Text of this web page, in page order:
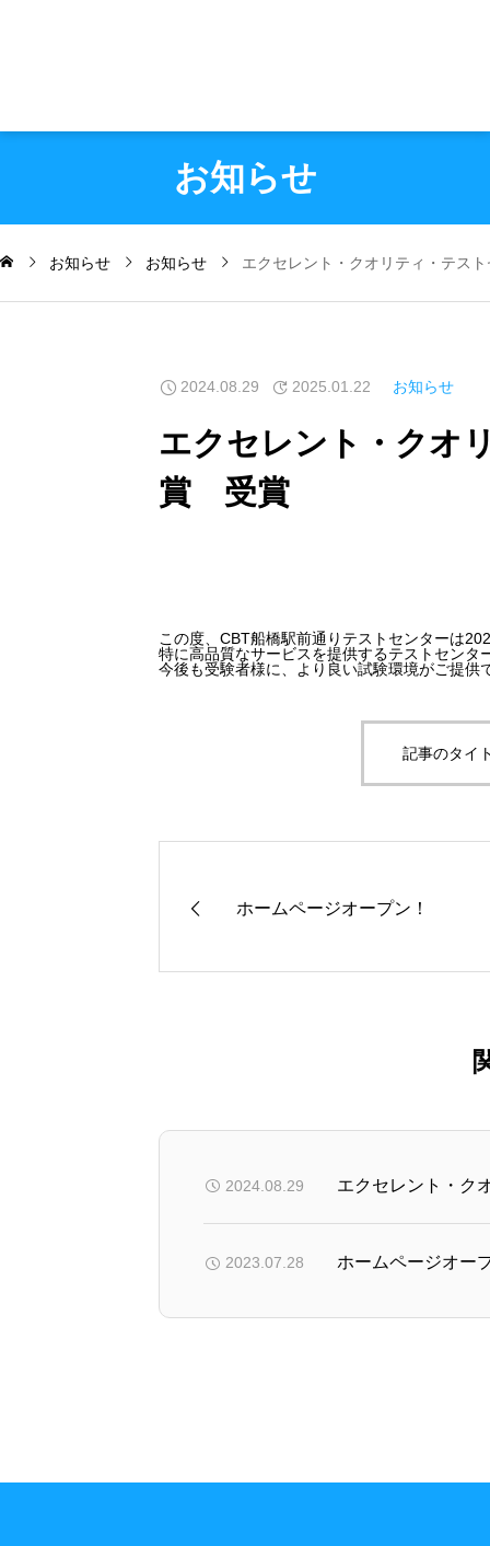
お知らせ
お知らせ お知らせ エクセレント・クオリティ・テス
2024.08.29 2025.01.22 お知らせ
エクセレント・クオ
賞 受賞
この度、CBT船橋駅前通りテストセンターは
特に高品質なサービスを提供するテストセン
今後も受験者様に、より良い試験環境がご提供
記事のタイ
ホームページオープン！
2024.08.29 エクセレント・ク
2023.07.28 ホームページオー